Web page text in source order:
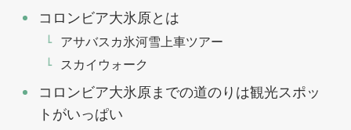
コロンビア大氷原とは
アサバスカ氷河雪上車ツアー
スカイウォーク
コロンビア大氷原までの道のりは観光スポッ
トがいっぱい